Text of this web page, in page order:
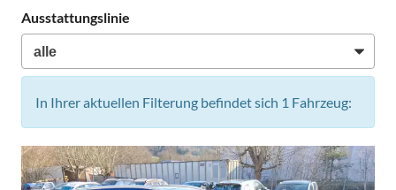
Ausstattungslinie
In Ihrer aktuellen Filterung befindet sich 1 Fahrzeug: